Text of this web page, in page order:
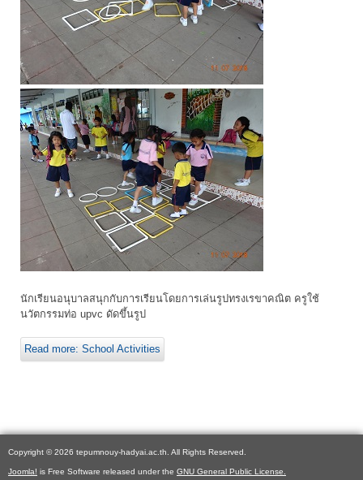
นักเรียนอนุบาลสนุกกับการเรียนโดยการเล่นรูปทรงเรขาคณิต ครูใช้
นวัตกรรมท่อ upvc ดัดขึ้นรูป
Read more: School Activities
Copyright © 2026 tepumnouy-hadyai.ac.th. All Rights Reserved.
Joomla! is Free Software released under the GNU General Public License.